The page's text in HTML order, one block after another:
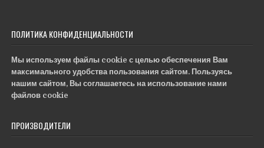
ПОЛИТИКА КОНФИДЕНЦИАЛЬНОСТИ
Мы используем файлы cookie с целью обеспечения Вам
максимального удобства пользования сайтом. Пользуясь
нашим сайтом, Вы соглашаетесь на использование нами
файлов cookie
ПРОИЗВОДИТЕЛИ